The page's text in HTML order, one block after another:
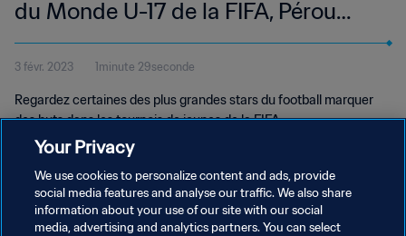
du Monde U-17 de la FIFA, Pérou
2005™
3 févr. 2023 1minute 29seconde
Regardez certaines des plus grandes stars du football marquer
des buts dans les tournois de jeunes de la FIFA.
Your Privacy
We use cookies to personalize content and ads, provide
social media features and analyse our traffic. We also share
information about your use of our site with our social
media, advertising and analytics partners. You can select